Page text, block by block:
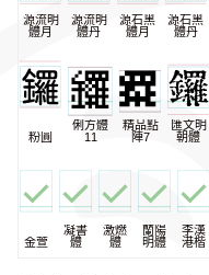
源流明
體月
源流明
體丹
源石黑
體月
源石黑
體丹
粉圓
俐方體
11
精品點
陣7
匯文明
朝體
金萱
凝書
體
激燃
體
蘭陽
明體
李漢
港楷